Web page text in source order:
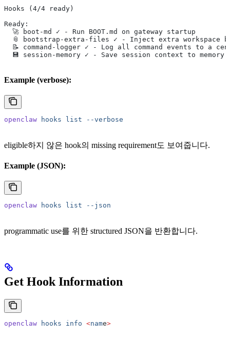
Hooks (4/4 ready)
Ready:
  🚀 boot-md ✓ - Run BOOT.md on gateway startup
📎 bootstrap-extra-files ✓ - Inject extra workspace
📝 command-logger ✓ - Log all command events to a
💾 session-memory ✓ - Save session context to memory
Example (verbose):
openclaw hooks list --verbose
eligible하지 않은 hook의 missing requirement도 보여줍니다.
Example (JSON):
openclaw hooks list --json
programmatic use를 위한 structured JSON을 반환합니다.
Get Hook Information
openclaw hooks info <name>